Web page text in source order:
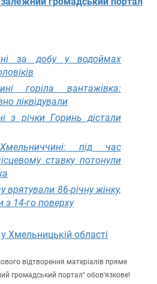
за добу у водоймах
горіла вантажівка:
ліквідували
з річки Горинь дістали
під час
ставку потонули
86-річну жінку,
з 14-го поверху
Хмельницькій області
відтворення матеріалів пряме
громадський портал" обов'язкове!